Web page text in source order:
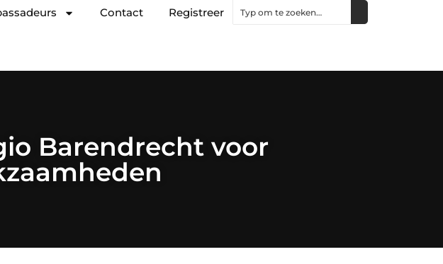
Contact Registreer
Barendrecht voor